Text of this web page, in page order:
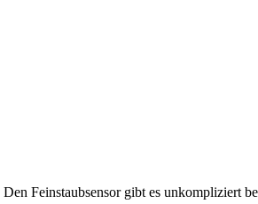
Feinstaubsensor gibt es unkompliziert